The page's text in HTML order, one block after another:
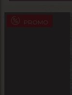
PROMO